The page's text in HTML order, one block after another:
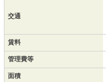
交通
賃料
管理費等
面積